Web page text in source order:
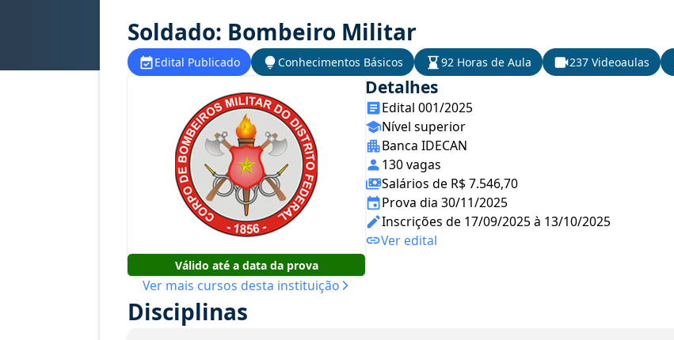
Soldado: Bombeiro Militar
Edital Publicado Conhecimentos Básicos 92 Horas de Aula 237 Videoaulas
Válido até a data da prova
Ver mais cursos desta instituição
Detalhes
Edital 001/2025
Nível superior
Banca IDECAN
130 vagas
Salários de R$ 7.546,70
Prova dia 30/11/2025
Inscrições de 17/09/2025 à 13/10/2025
Ver edital
Disciplinas